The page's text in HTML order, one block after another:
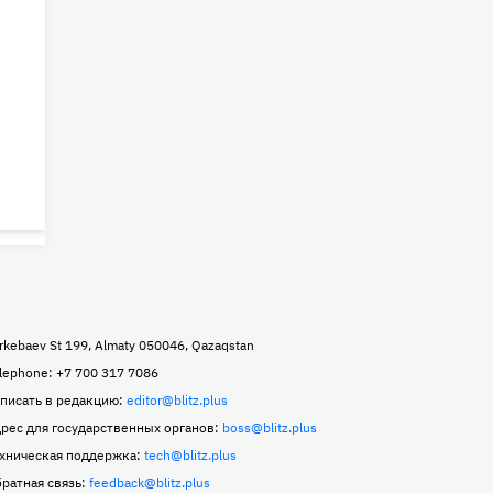
St 199, Almaty 050046, Qazaqstan
+7 700 317 7086
в редакцию: editor@blitz.plus
для государственных органов: boss@blitz.plus
поддержка: tech@blitz.plus
связь: feedback@blitz.plus